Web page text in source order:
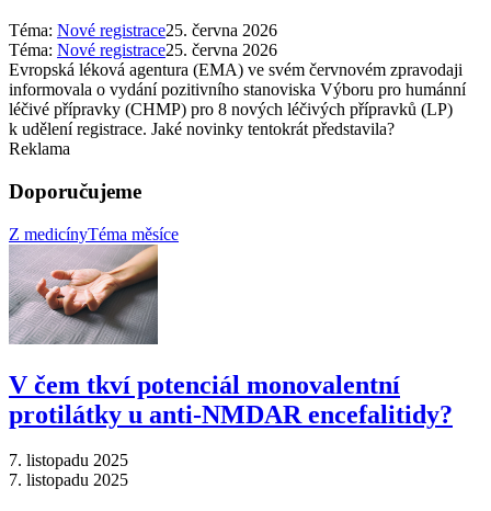
Téma: Nové registrace25. června 2026
Téma: Nové registrace25. června 2026
Evropská léková agentura (EMA) ve svém červnovém zpravodaji
informovala o vydání pozitivního stanoviska Výboru pro humánní
léčivé přípravky (CHMP) pro 8 nových léčivých přípravků (LP)
k udělení registrace. Jaké novinky tentokrát představila?
Reklama
Doporučujeme
Z medicínyTéma měsíce
V čem tkví potenciál monovalentní
protilátky u anti-NMDAR encefalitidy?
7. listopadu 2025
7. listopadu 2025